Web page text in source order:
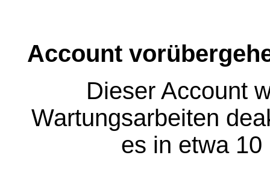
Account
Dieser Account
Wartungsarbeiten
es in etwa